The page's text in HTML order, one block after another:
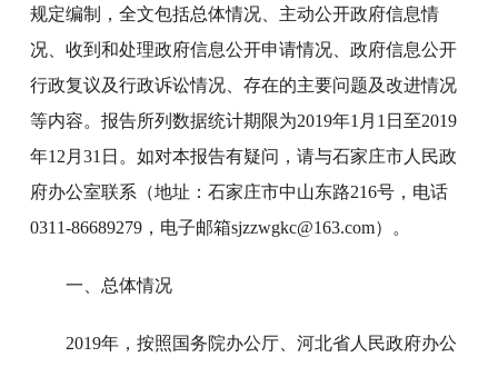
规定编制，全文包括总体情况、主动公开政府信息情
况、收到和处理政府信息公开申请情况、政府信息公开
行政复议及行政诉讼情况、存在的主要问题及改进情况
等内容。报告所列数据统计期限为2019年1月1日至2019
年12月31日。如对本报告有疑问，请与石家庄市人民政
府办公室联系（地址：石家庄市中山东路216号，电话
0311-86689279，电子邮箱sjzzwgkc@163.com）。
一、总体情况
2019年，按照国务院办公厅、河北省人民政府办公